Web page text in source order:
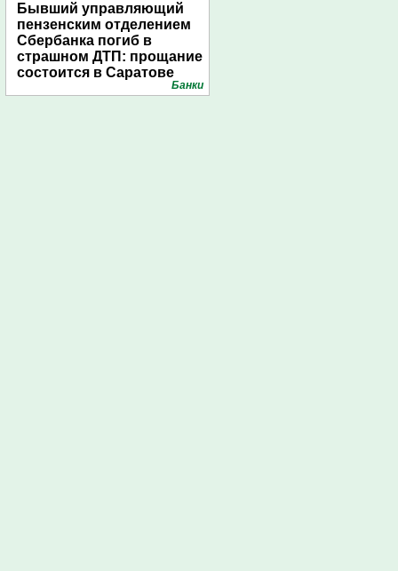
Бывший управляющий
пензенским отделением
Сбербанка погиб в
страшном ДТП: прощание
состоится в Саратове
Банки